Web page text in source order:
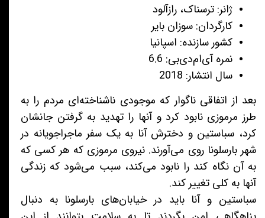
ژانر: ترسناک، رازآلود
کارگردان: سوزان بایر
کشور سازنده: اسپانیا
نمره آی‌ام‌دی‌بی: 6.6
سال انتشار: 2018
بعد از اتفاقی ناگوار که موجودی ناشناخته‌ای مردم را به
طرز مرموزی نابود کرد و آنها را تهدید به گرفتن جانشان
کرد، سباستین و دخترش آنا به یک سفر ماجراجویانه در
شهر بارسلونا روی می‌آورند. نیروی مرموزی که هر کسی که
به آن نگاه کند را نابود می‌کند، سبب می‌شود که زندگی
آنها به کلی تغییر کند.
سباستین و آنا باید در خیابان‌های بارسلونا به دنبال